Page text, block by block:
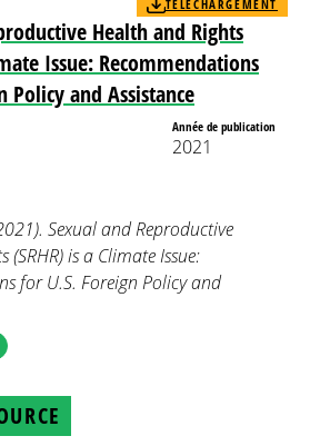
Health and Rights
Issue: Recommendations
Policy and Assistance
TÉLÉCHARGEMENT
Année de publication
2021
Sexual and Reproductive
(SRHR) is a Climate Issue:
for U.S. Foreign Policy and